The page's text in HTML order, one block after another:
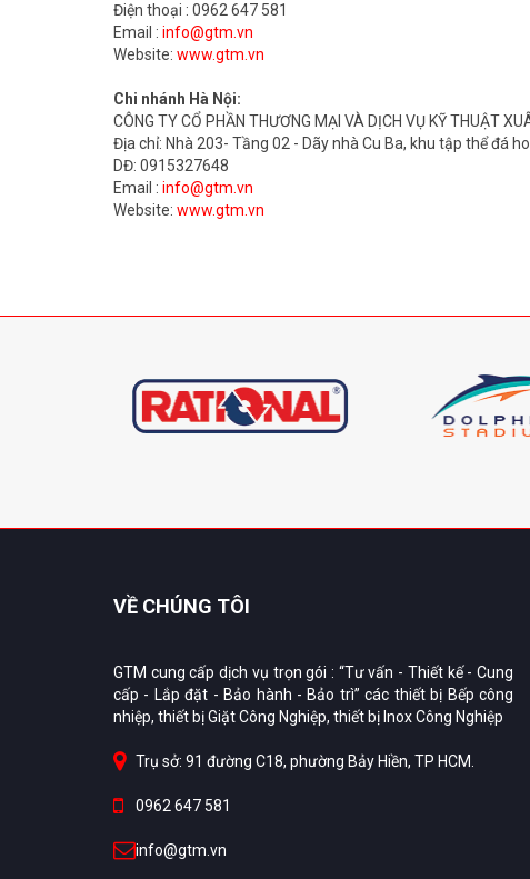
Điện thoại : 0962 647 581
Email : info@gtm.vn
Website: www.gtm.vn
Chi nhánh Hà Nội:
CÔNG TY CỔ PHẦN THƯƠNG MẠI VÀ DỊCH VỤ KỸ THUẬT
Địa chỉ: Nhà 203- Tầng 02 - Dãy nhà Cu Ba, khu tập thể đá
DĐ: 0915327648
Email : info@gtm.vn
Website: www.gtm.vn
VỀ CHÚNG TÔI
GTM cung cấp dịch vụ trọn gói : “Tư vấn - Thiết kế - Cung
cấp - Lắp đặt - Bảo hành - Bảo trì” các thiết bị Bếp công
nhiệp, thiết bị Giặt Công Nghiệp, thiết bị Inox Công Nghiệp
Trụ sở: 91 đường C18, phường Bảy Hiền, TP HCM.
0962 647 581
info@gtm.vn